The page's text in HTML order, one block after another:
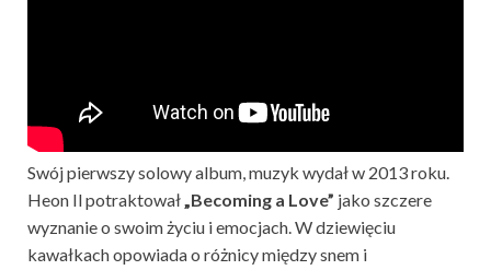
Swój pierwszy solowy album, muzyk wydał w 2013 roku.
Heon Il potraktował„Becoming a Love” jako szczere
wyznanie o swoim życiu i emocjach. W dziewięciu
kawałkach opowiada o różnicy między snem i